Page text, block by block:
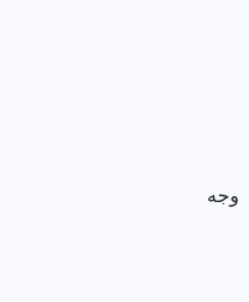
وجه